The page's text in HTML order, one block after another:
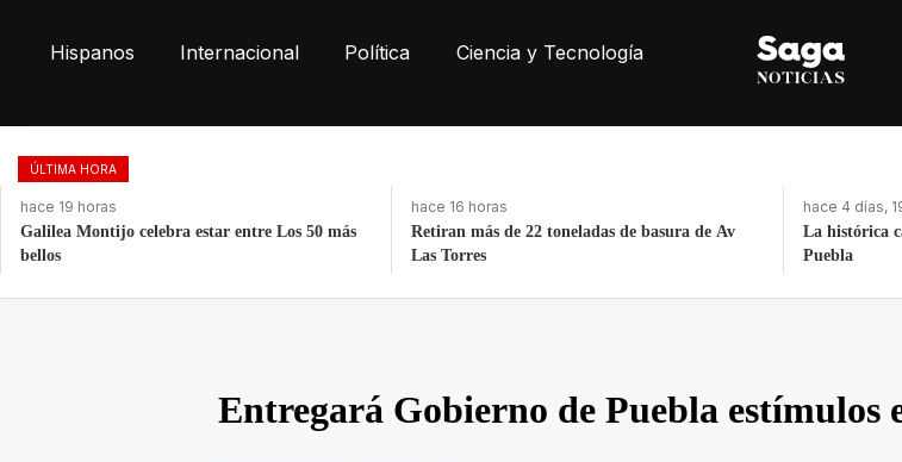
Hispanos Internacional Política Ciencia y Tecnología
ÚLTIMA HORA
hace 19 horas
Galilea Montijo celebra estar entre Los 50 más
bellos
hace 16 horas
Retiran más de 22 toneladas de basura de Av
Las Torres
hace 4 días,
La histórica
Puebla
Entregará Gobierno de Puebla estímulos